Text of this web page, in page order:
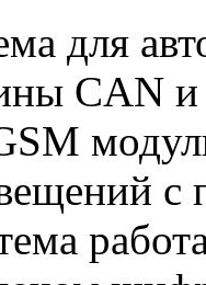
для
CAN и